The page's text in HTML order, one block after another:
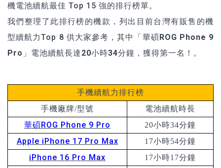
機電池續航最佳 Top 15 強的排行榜單。
我們整理了此排行榜的機款，列出目前台灣有販售的機
型續航力Top 8 供大家參考，其中
「華碩ROG Phone 9
Pro」電池續航長達20小時34分鐘，獲得第一名！ 。
手機續航力排行榜
手機廠牌/型號
電池續航時長
華碩ROG Phone 9 Pro
20小時34分鐘
Apple iPhone 17 Pro Max 17小時54分鐘
iPhone 16 Pro Max 17小時17分鐘